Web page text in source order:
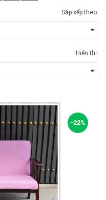
Sắp xếp theo:
Hiển thị:
-22%